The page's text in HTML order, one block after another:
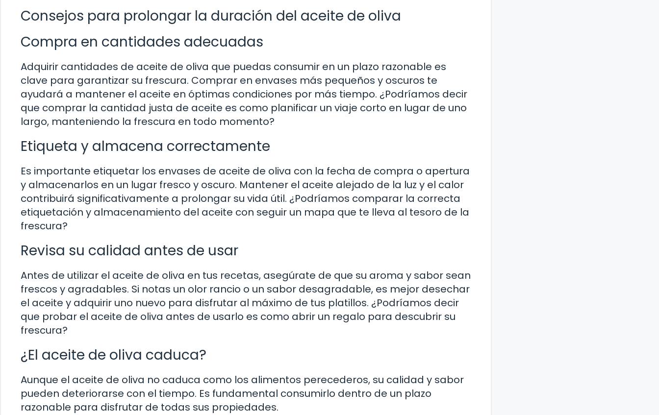
Consejos para prolongar la duración del aceite de oliva
Compra en cantidades adecuadas
Adquirir cantidades de aceite de oliva que puedas consumir en un plazo razonable es
clave para garantizar su frescura. Comprar en envases más pequeños y oscuros te
ayudará a mantener el aceite en óptimas condiciones por más tiempo. ¿Podríamos decir
que comprar la cantidad justa de aceite es como planificar un viaje corto en lugar de uno
largo, manteniendo la frescura en todo momento?
Etiqueta y almacena correctamente
Es importante etiquetar los envases de aceite de oliva con la fecha de compra o apertura
y almacenarlos en un lugar fresco y oscuro. Mantener el aceite alejado de la luz y el calor
contribuirá significativamente a prolongar su vida útil. ¿Podríamos comparar la correcta
etiquetación y almacenamiento del aceite con seguir un mapa que te lleva al tesoro de la
frescura?
Revisa su calidad antes de usar
Antes de utilizar el aceite de oliva en tus recetas, asegúrate de que su aroma y sabor sean
frescos y agradables. Si notas un olor rancio o un sabor desagradable, es mejor desechar
el aceite y adquirir uno nuevo para disfrutar al máximo de tus platillos. ¿Podríamos decir
que probar el aceite de oliva antes de usarlo es como abrir un regalo para descubrir su
frescura?
¿El aceite de oliva caduca?
Aunque el aceite de oliva no caduca como los alimentos perecederos, su calidad y sabor
pueden deteriorarse con el tiempo. Es fundamental consumirlo dentro de un plazo
razonable para disfrutar de todas sus propiedades.